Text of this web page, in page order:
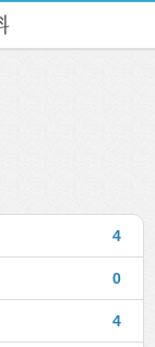
4
0
4